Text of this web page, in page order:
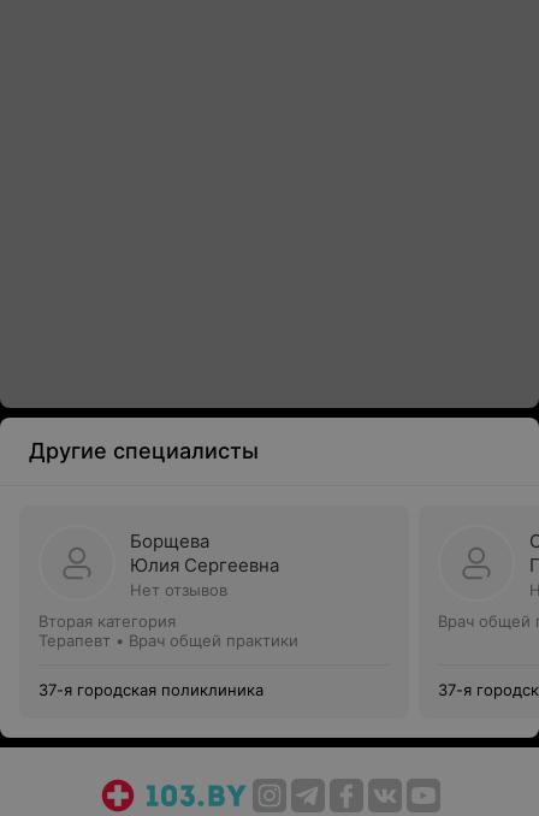
Другие специалисты
Борщева
Юлия Сергеевна
Нет отзывов
Вторая категория
Терапевт • Врач общей практики
37-я городская поликлиника
Врач общей
37-я